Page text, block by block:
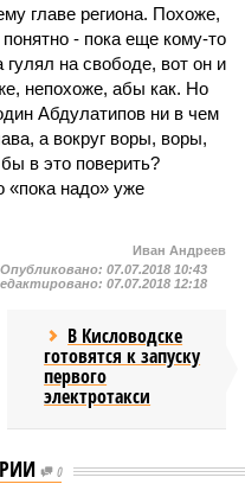
главе региона. Похоже,
- пока еще кому-то
гулял на свободе, вот он и
непохоже, абы как. Но
Абдулатипов ни в чем
а вокруг воры, воры,
в это поверить?
«пока надо» уже
Иван Андреев
Опубликовано: 07.07.2018 10:43
07.07.2018 12:18
В Кисловодске
готовятся к запуску
первого
электротакси
0